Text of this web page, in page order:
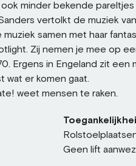
ook minder bekende pareltjes
vertolkt de muziek
samen met haar
Zij nemen je mee op
Ergens in Engeland zit een
wat er komen gaat.
weet mensen te raken.
Geen lift